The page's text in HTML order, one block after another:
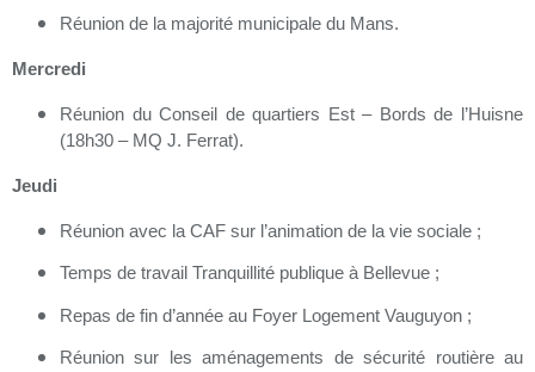
Réunion de la majorité municipale du Mans.
Mercredi
Réunion du Conseil de quartiers Est – Bords de l’Huisne
(18h30 – MQ J. Ferrat).
Jeudi
Réunion avec la CAF sur l’animation de la vie sociale ;
Temps de travail Tranquillité publique à Bellevue ;
Repas de fin d’année au Foyer Logement Vauguyon ;
Réunion sur les aménagements de sécurité routière au